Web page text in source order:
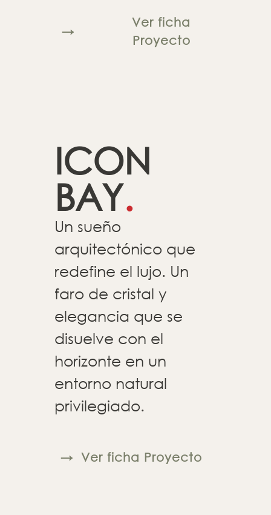
→
Ver ficha
Proyecto
ICON
BAY.
Un sueño
arquitectónico que
redefine el lujo. Un
faro de cristal y
elegancia que se
disuelve con el
horizonte en un
entorno natural
privilegiado.
→ Ver ficha Proyecto